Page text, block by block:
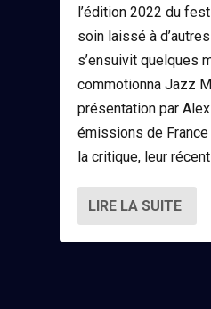
l’édition 2022 du
soin laissé à
s’ensuivit quelques
commotionna Jazz
présentation par
émissions de
la critique, leur
LIRE LA SUITE